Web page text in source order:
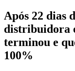
Após 22 dias
distribuidora
terminou e
100%